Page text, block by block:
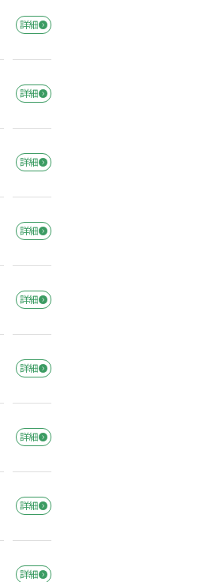
詳細
詳細
詳細
詳細
詳細
詳細
詳細
詳細
詳細